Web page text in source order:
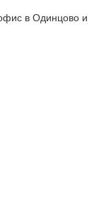
в Одинцово и